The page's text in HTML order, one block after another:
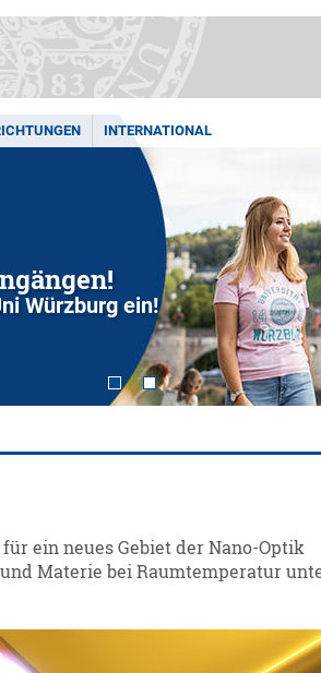
INTERNATIONAL
Würzburg ein!
ein neues Gebiet der Nano-Optik
Materie bei Raumtemperatur